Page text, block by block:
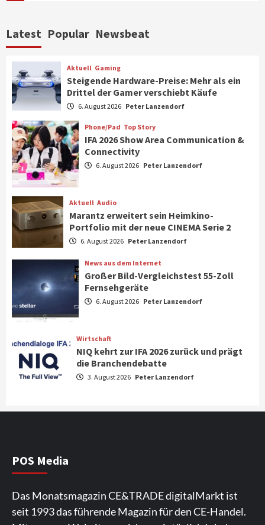
6
CHERRY baut Vertriebsteam in
7
Smart Living Top Story
Verbraucher setzen immer mehr auf
1
Aktuell
Steigende Hardware-Preise: Mehr als ein
Drittel der Gamer verschiebt Käufe
2
Phone/Pad Top Story
IFA 2026 Show Area Communication &
Connectivity
Aktuell Audio
Marantz erweitert sein Heimkino-
Portfolio mit der neue CINEMA Serie 2
News aus dem Internet
Großer Bild-Vergleichstest 55-Zoll
Fernsehgeräte
5
CHERRY baut Vertriebsteam in
strategisch wichtigen Märkten aus
Latest Popular Newsbeat
Aktuell Gaming
Steigende Hardware-Preise: Mehr als ein
Drittel der Gamer verschiebt Käufe
6. August 2026 Peter Lanzendorf
Phone/Pad Top Story
IFA 2026 Show Area Communication &
Connectivity
6. August 2026 Peter Lanzendorf
Aktuell Audio
Marantz erweitert sein Heimkino-
Portfolio mit der neue CINEMA Serie 2
6. August 2026 Peter Lanzendorf
News aus dem Internet
Großer Bild-Vergleichstest 55-Zoll
Fernsehgeräte
6. August 2026 Peter Lanzendorf
Wirtschaft
NIQ kehrt zur IFA 2026 zurück und prägt
die Branchendebatte
3. August 2026 Peter Lanzendorf
POS Media
Das Monatsmagazin CE&TRADE digitalMarkt ist
seit 1993 das führende Magazin für den CE-Handel.